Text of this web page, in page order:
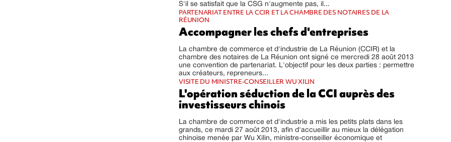
S'il se satisfait que la CSG n'augmente pas, il...
PARTENARIAT ENTRE LA CCIR ET LA CHAMBRE DES NOTAIRES DE LA
RÉUNION
Accompagner les chefs d'entreprises
La chambre de commerce et d'industrie de La Réunion (CCIR) et la
chambre des notaires de La Réunion ont signé ce mercredi 28 août 2013
une convention de partenariat. L'objectif pour les deux parties : permettre
aux créateurs, repreneurs...
VISITE DU MINISTRE-CONSEILLER WU XILIN
L'opération séduction de la CCI auprès des
investisseurs chinois
La chambre de commerce et d'industrie a mis les petits plats dans les
grands, ce mardi 27 août 2013, afin d'accueillir au mieux la délégation
chinoise menée par Wu Xilin, ministre-conseiller économique et